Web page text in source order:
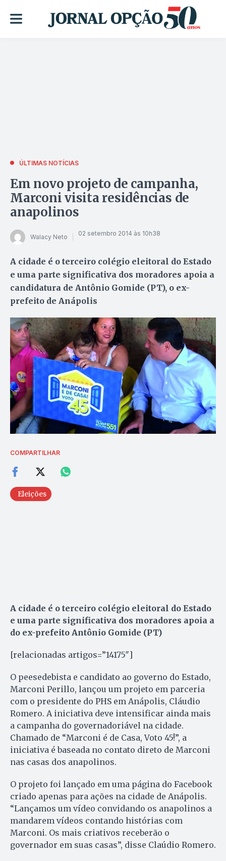
ÚLTIMAS NOTÍCIAS
Em novo projeto de campanha,
Marconi visita residências de
anapolinos
Walacy Neto 02 setembro 2014 às 10h38
A cidade é o terceiro colégio eleitoral do Estado
e uma parte significativa dos moradores apoia a
candidatura de Antônio Gomide (PT), o ex-
prefeito de Anápolis
COMPARTILHAR
Eleições
A cidade é o terceiro colégio eleitoral do Estado
e uma parte significativa dos moradores apoia a
do ex-prefeito Antônio Gomide (PT)
[relacionadas artigos=”14175″]
O peesedebista e candidato ao governo do Estado,
Marconi Perillo, lançou um projeto em parceria
com o presidente do PHS em Anápolis, Cláudio
Romero. A iniciativa deve intensificar ainda mais
a campanha do governadoriável na cidade.
Chamado de “Marconi é de Casa, Voto 45!”, a
iniciativa é baseada no contato direto de Marconi
nas casas dos anapolinos.
O projeto foi lançado em uma página do Facebook
criado apenas para ações na cidade de Anápolis.
“Lançamos um vídeo convidando os anapolinos a
mandarem vídeos contando histórias com
Marconi. Os mais criativos receberão o
governador em suas casas”, disse Claúdio Romero.